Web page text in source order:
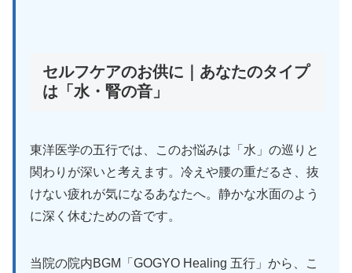
セルフケアのお供に｜あなたのタイプ
は「水・腎の音」
東洋医学の五行では、このお悩みは「水」の巡りと
関わりが深いと考えます。冷えや腰の重だるさ、抜
けない疲れが気になるあなたへ。静かな水面のよう
に深く休むための音です。
当院の院内BGM「GOGYO Healing 五行」から、こ